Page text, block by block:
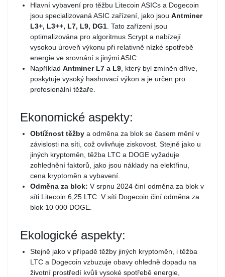
Hlavní vybavení pro těžbu Litecoin ASICs a Dogecoin
jsou specializovaná ASIC zařízení, jako jsou Antminer
L3+, L3++, L7, L9, DG1 . Tato zařízení jsou
optimalizována pro algoritmus Scrypt a nabízejí
vysokou úroveň výkonu při relativně nízké spotřebě
energie ve srovnání s jinými ASIC.
Například Antminer L7 a L9 , který byl zmíněn dříve,
poskytuje vysoký hashovací výkon a je určen pro
profesionální těžaře.
Ekonomické aspekty:
Obtížnost těžby a odměna za blok se časem mění v
závislosti na síti, což ovlivňuje ziskovost. Stejně jako u
jiných kryptoměn, těžba LTC a DOGE vyžaduje
zohlednění faktorů, jako jsou náklady na elektřinu,
cena kryptoměn a vybavení.
Odměna za blok: V srpnu 2024 činí odměna za blok v
síti Litecoin 6,25 LTC. V síti Dogecoin činí odměna za
blok 10 000 DOGE.
Ekologické aspekty:
Stejně jako v případě těžby jiných kryptoměn, i těžba
LTC a Dogecoin vzbuzuje obavy ohledně dopadu na
životní prostředí kvůli vysoké spotřebě energie,